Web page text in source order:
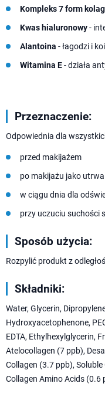
Kompleks 7 form
Kwas hialuronowy-
Alantoina - łagodzi i koi
Witamina E- działa
Przeznaczenie:
Odpowiednia dla
przed makijażem
po makijażu jako
w ciągu dnia dla
przy uczuciu suchości
Sposób użycia:
Rozpylić produkt z
Składniki:
Water, Glycerin,
Hydroxyacetophenone,
EDTA, Ethylhexylglycerin,
Atelocollagen (7 ppb),
Collagen (3.7 ppb),
Collagen Amino Acids (0.6